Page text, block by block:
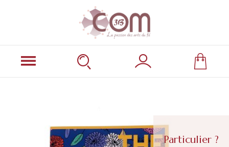
Particulier ?